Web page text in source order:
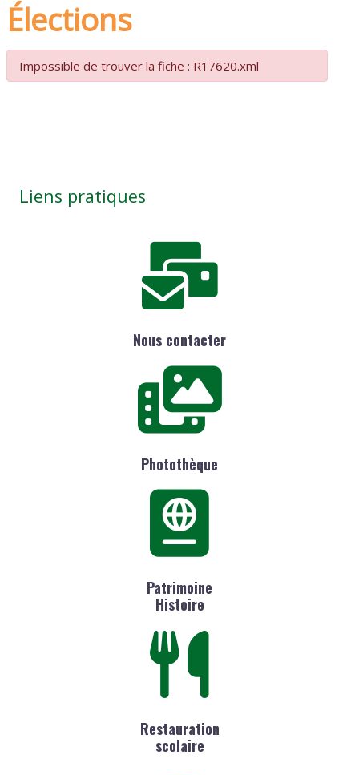
Élections
Impossible de trouver la fiche : R17620.xml
Liens pratiques
Nous contacter
Photothèque
Patrimoine
Histoire
Restauration
scolaire